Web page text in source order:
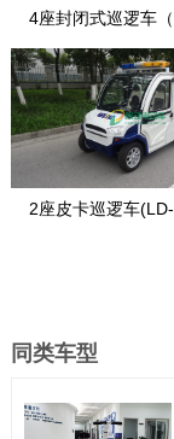
4座封闭式巡逻车
S4.PBF）
2座皮卡巡逻车(LD-
同类车型